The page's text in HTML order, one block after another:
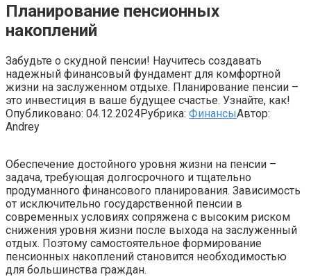
Планирование пенсионных
накоплений
Забудьте о скудной пенсии! Научитесь создавать
надежный финансовый фундамент для комфортной
жизни на заслуженном отдыхе. Планирование пенсии –
это инвестиция в ваше будущее счастье. Узнайте, как!
Опубликовано: 04.12.2024Рубрика: ФинансыАвтор:
Andrey
Обеспечение достойного уровня жизни на пенсии –
задача, требующая долгосрочного и тщательно
продуманного финансового планирования. Зависимость
от исключительно государственной пенсии в
современных условиях сопряжена с высоким риском
снижения уровня жизни после выхода на заслуженный
отдых. Поэтому самостоятельное формирование
пенсионных накоплений становится необходимостью
для большинства граждан.